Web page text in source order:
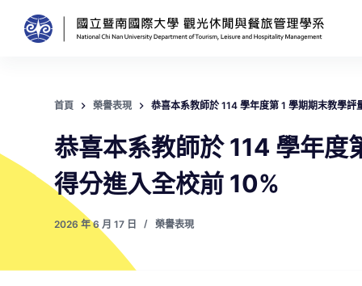
跳
至
首頁 榮譽表現 恭喜本系教師於 114 學年度第 1 學期期末教學
恭喜本系教師於 114 學年度
得分進入全校前 10%
2026 年 6 月 17 日 榮譽表現